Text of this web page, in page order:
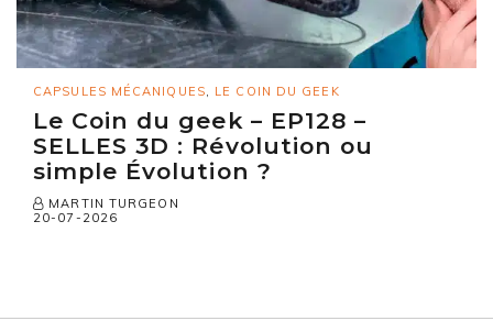
CAPSULES MÉCANIQUES LE COIN DU GEEK
Le Coin du geek – EP128 –
SELLES 3D : Révolution ou
simple Évolution ?
MARTIN TURGEON
20-07-2026